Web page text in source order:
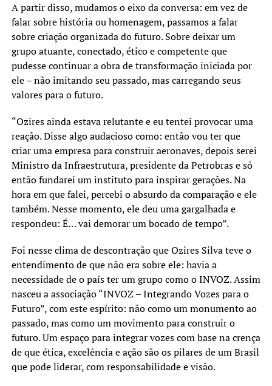
A partir disso, mudamos o eixo da conversa: em vez de
falar sobre história ou homenagem, passamos a falar
sobre criação organizada do futuro. Sobre deixar um
grupo atuante, conectado, ético e competente que
pudesse continuar a obra de transformação iniciada por
ele – não imitando seu passado, mas carregando seus
valores para o futuro.
“Ozires ainda estava relutante e eu tentei provocar uma
reação. Disse algo audacioso como: então vou ter que
criar uma empresa para construir aeronaves, depois serei
Ministro da Infraestrutura, presidente da Petrobras e só
então fundarei um instituto para inspirar gerações. Na
hora em que falei, percebi o absurdo da comparação e ele
também. Nesse momento, ele deu uma gargalhada e
respondeu: É… vai demorar um bocado de tempo”.
Foi nesse clima de descontração que Ozires Silva teve o
entendimento de que não era sobre ele: havia a
necessidade de o país ter um grupo como o INVOZ. Assim
nasceu a associação “INVOZ – Integrando Vozes para o
Futuro”, com este espírito: não como um monumento ao
passado, mas como um movimento para construir o
futuro. Um espaço para integrar vozes com base na crença
de que ética, excelência e ação são os pilares de um Brasil
que pode liderar, com responsabilidade e visão.